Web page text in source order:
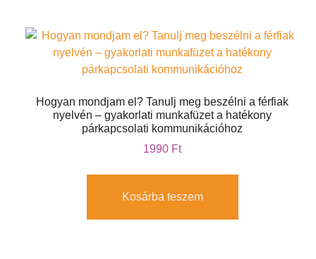
Hogyan mondjam el? Tanulj meg beszélni a férfiak
nyelvén – gyakorlati munkafüzet a hatékony
párkapcsolati kommunikációhoz
1990 Ft
Kosárba teszem